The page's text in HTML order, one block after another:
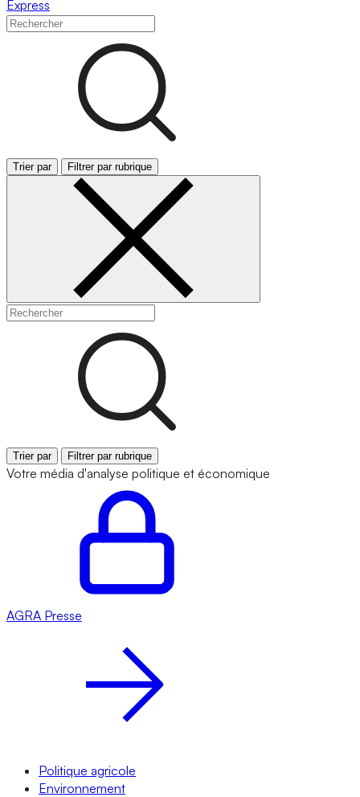
Express
Trier par Filtrer par rubrique
Trier par Filtrer par rubrique
Votre média d'analyse politique et économique
AGRA Presse
Politique agricole
Environnement